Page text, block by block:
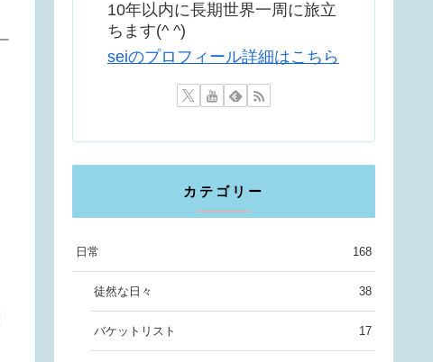
10年以内に長期世界一周に旅立
ちます(^ ^)
seiのプロフィール詳細はこちら
カテゴリー
日常 168
徒然な日々 38
バケットリスト 17